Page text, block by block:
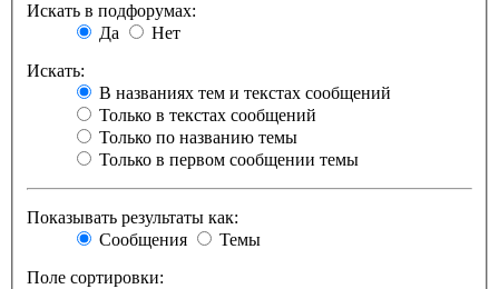
Искать в подфорумах:
Да
Нет
Искать:
В названиях тем и текстах сообщений
Только в текстах сообщений
Только по названию темы
Только в первом сообщении темы
Показывать результаты как:
Сообщения
Темы
Поле сортировки: